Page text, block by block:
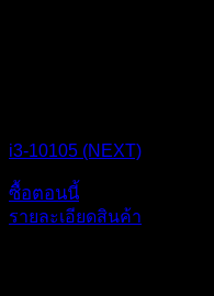
i3-10105 (NEXT)
ซื้อตอนนี้
รายละเอียดสินค้า